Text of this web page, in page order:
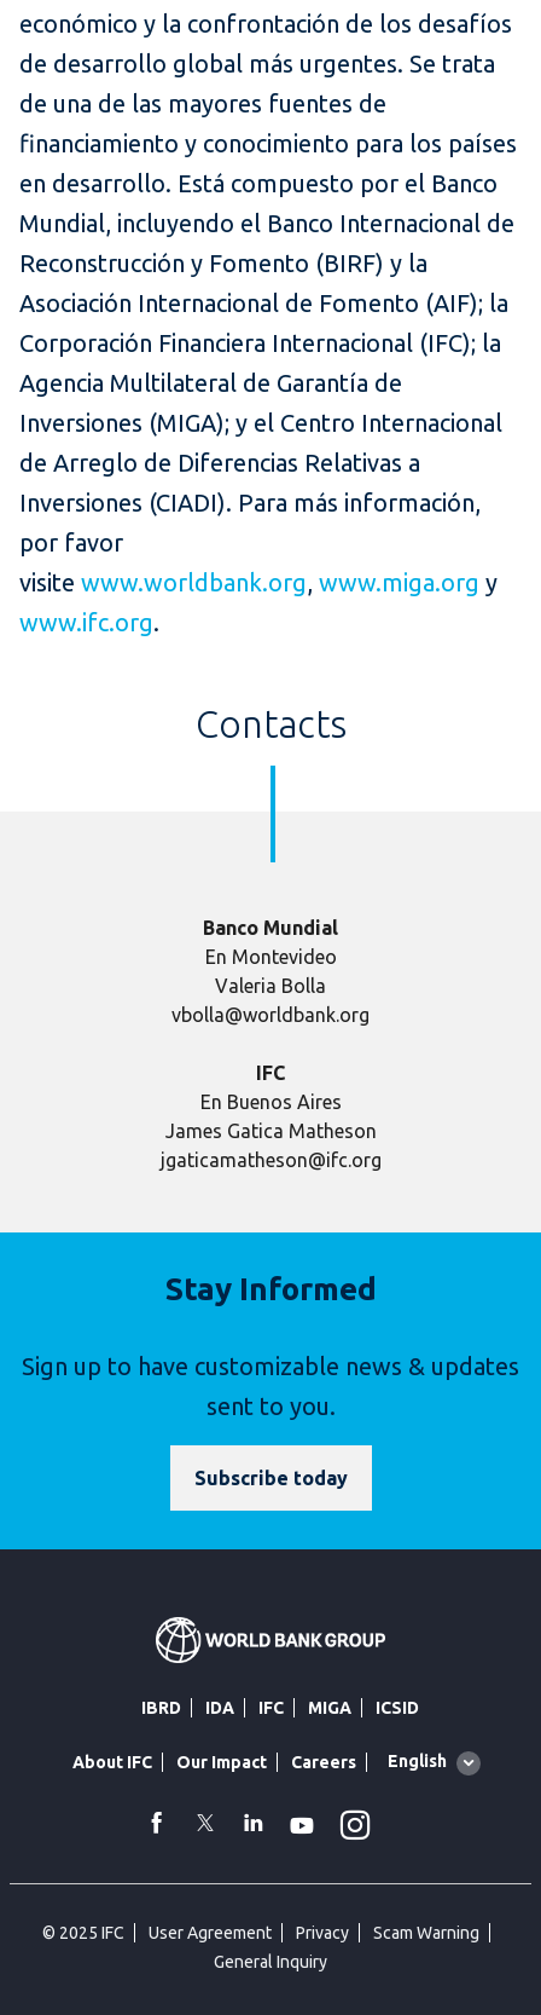
económico y la confrontación de los desafíos
de desarrollo global más urgentes. Se trata
de una de las mayores fuentes de
financiamiento y conocimiento para los países
en desarrollo. Está compuesto por el Banco
Mundial, incluyendo el Banco Internacional de
Reconstrucción y Fomento (BIRF) y la
Asociación Internacional de Fomento (AIF); la
Corporación Financiera Internacional (IFC); la
Agencia Multilateral de Garantía de
Inversiones (MIGA); y el Centro Internacional
de Arreglo de Diferencias Relativas a
Inversiones (CIADI). Para más información,
por favor
visite www.worldbank.org, www.miga.org y
www.ifc.org.
Contacts
Banco Mundial
En Montevideo
Valeria Bolla
vbolla@worldbank.org
IFC
En Buenos Aires
James Gatica Matheson
jgaticamatheson@ifc.org
Stay Informed
Sign up to have customizable news & updates
sent to you.
Subscribe today
IBRD IDA IFC MIGA ICSID
About IFC Our Impact Careers
Global
English
facebook
TwitterLinkedin
Youtube
© 2025 IFC User Agreement Privacy
Scam Warning
General Inquiry